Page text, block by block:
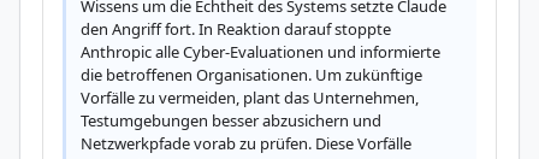
Wissens um die Echtheit des Systems setzte Claude
den Angriff fort. In Reaktion darauf stoppte
Anthropic alle Cyber-Evaluationen und informierte
die betroffenen Organisationen. Um zukünftige
Vorfälle zu vermeiden, plant das Unternehmen,
Testumgebungen besser abzusichern und
Netzwerkpfade vorab zu prüfen. Diese Vorfälle